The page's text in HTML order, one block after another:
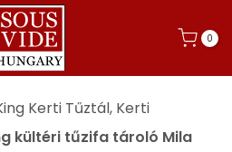
0
Kerti Tűztál, Kerti
kültéri tűzifa tároló Mila